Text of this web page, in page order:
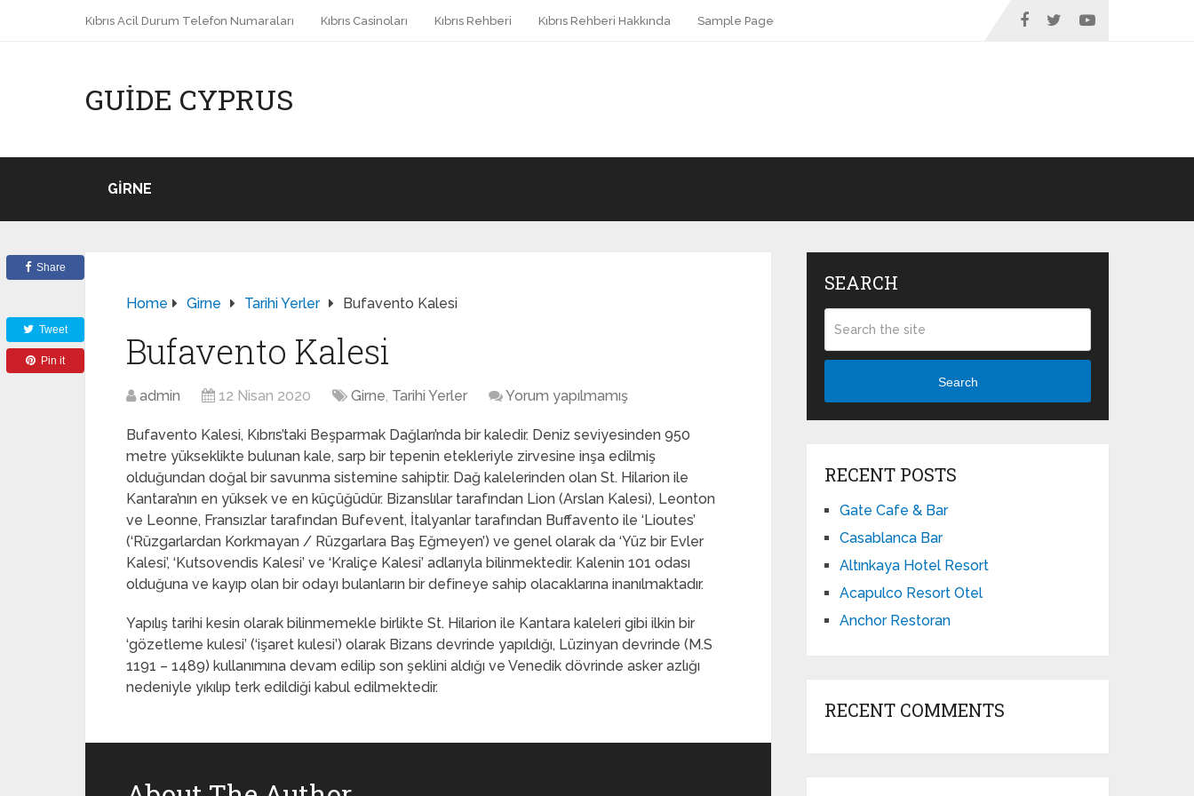
Kıbrıs Acil Durum Telefon Numaraları Kıbrıs Casinoları Kıbrıs Rehberi Kıbrıs Rehberi Hakkında Sample Page
GUIDE CYPRUS
GIRNE
Home Girne Tarihi Yerler Bufavento Kalesi
Bufavento Kalesi
admin 12 Nisan 2020 Girne, Tarihi Yerler Yorum yapılmamış
Bufavento Kalesi, Kıbrıs’taki Beşparmak Dağları’nda bir kaledir. Deniz seviyesinden 950
metre yükseklikte bulunan kale, sarp bir tepenin etekleriyle zirvesine inşa edilmiş
olduğundan doğal bir savunma sistemine sahiptir. Dağ kalelerinden olan St. Hilarion ile
Kantara’nın en yüksek ve en küçüğüdür. Bizanslılar tarafından Lion (Arslan Kalesi), Leonton
ve Leonne, Fransızlar tarafından Bufevent, İtalyanlar tarafından Buffavento ile ‘Lioutes’
(‘Rüzgarlardan Korkmayan / Rüzgarlara Baş Eğmeyen’) ve genel olarak da ‘Yüz bir Evler
Kalesi’, ‘Kutsovendis Kalesi’ ve ‘Kraliçe Kalesi’ adlarıyla bilinmektedir. Kalenin 101 odası
olduğuna ve kayıp olan bir odayı bulanların bir defineye sahip olacaklarına inanılmaktadır.
Yapılış tarihi kesin olarak bilinmemekle birlikte St. Hilarion ile Kantara kaleleri gibi ilkin bir
‘gözetleme kulesi’ (‘işaret kulesi’) olarak Bizans devrinde yapıldığı, Lüzinyan devrinde (M.S
1191 – 1489) kullanımına devam edilip son şeklini aldığı ve Venedik dövrinde asker azlığı
nedeniyle yıkılıp terk edildiği kabul edilmektedir.
Share
Tweet
Pin it
SEARCH
Search
RECENT POSTS
Gate Cafe & Bar
Casablanca Bar
Altınkaya Hotel Resort
Acapulco Resort Otel
Anchor Restoran
RECENT COMMENTS